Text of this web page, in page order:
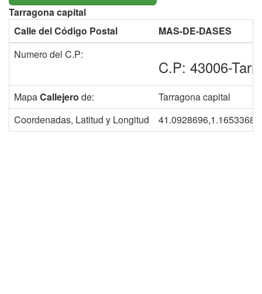
Tarragona capital
Calle del Código Postal
MAS-DE-DASES
Numero del C.P:
C.P: 43006-
MapaCallejero de:
Tarragona capital
Coordenadas, Latitud y Longitud
41.0928696,1.1653368